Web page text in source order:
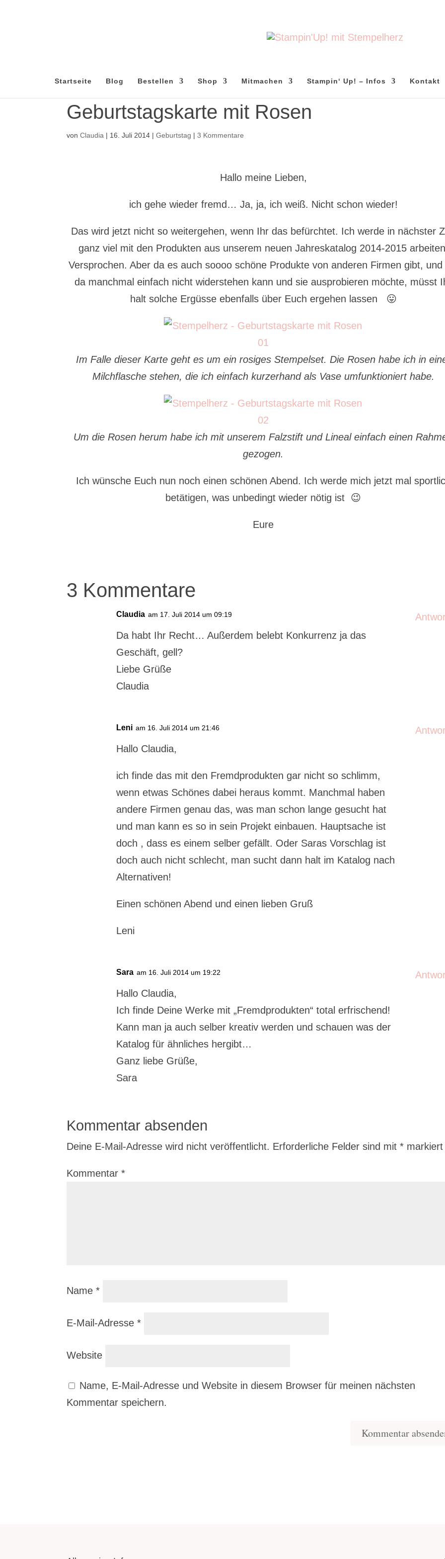
Startseite Blog Bestellen Shop Mitmachen Stampin‘ Up! – Infos Kontakt
Geburtstagskarte mit Rosen
vonClaudia | 16. Juli 2014 |Geburtstag |3 Kommentare
Hallo meine Lieben,
ich gehe wieder fremd… Ja, ja, ich weiß. Nicht schon wieder!
Das wird jetzt nicht so weitergehen, wenn Ihr das befürchtet. Ich werde in nächster
ganz viel mit den Produkten aus unserem neuen Jahreskatalog 2014-2015
Versprochen. Aber da es auch soooo schöne Produkte von anderen Firmen gibt, und
da manchmal einfach nicht widerstehen kann und sie ausprobieren möchte, müsst
halt solche Ergüsse ebenfalls über Euch ergehen lassen 😛
Im Falle dieser Karte geht es um ein rosiges Stempelset. Die Rosen habe ich in
Milchflasche stehen, die ich einfach kurzerhand als Vase umfunktioniert habe.
Um die Rosen herum habe ich mit unserem Falzstift und Lineal einfach einen
gezogen.
Ich wünsche Euch nun noch einen schönen Abend. Ich werde mich jetzt mal
betätigen, was unbedingt wieder nötig ist 😉
Eure
3 Kommentare
Claudia am 17. Juli 2014 um 09:19
Da habt Ihr Recht… Außerdem belebt Konkurrenz ja das
Geschäft, gell?
Liebe Grüße
Claudia
Leni am 16. Juli 2014 um 21:46
Hallo Claudia,
ich finde das mit den Fremdprodukten gar nicht so schlimm,
wenn etwas Schönes dabei heraus kommt. Manchmal haben
andere Firmen genau das, was man schon lange gesucht hat
und man kann es so in sein Projekt einbauen. Hauptsache ist
doch , dass es einem selber gefällt. Oder Saras Vorschlag ist
doch auch nicht schlecht, man sucht dann halt im Katalog nach
Alternativen!
Einen schönen Abend und einen lieben Gruß
Leni
Sara am 16. Juli 2014 um 19:22
Hallo Claudia,
Ich finde Deine Werke mit „Fremdprodukten“ total erfrischend!
Kann man ja auch selber kreativ werden und schauen was der
Katalog für ähnliches hergibt…
Ganz liebe Grüße,
Sara
Kommentar absenden
Deine E-Mail-Adresse wird nicht veröffentlicht. Erforderliche Felder sind mit* markiert
Kommentar*
Name*
E-Mail-Adresse*
Website
Name, E-Mail-Adresse und Website in diesem Browser für meinen nächsten
Kommentar speichern.